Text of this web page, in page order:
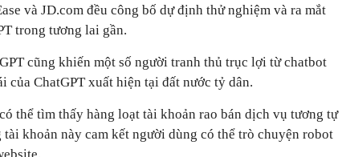
và JD.com đều công bố dự định thử nghiệm và ra mắt
trong tương lai gần.
cũng khiến một số người tranh thủ trục lợi từ chatbot
của ChatGPT xuất hiện tại đất nước tỷ dân.
thể tìm thấy hàng loạt tài khoản rao bán dịch vụ tương tự
tài khoản này cam kết người dùng có thể trò chuyện robot